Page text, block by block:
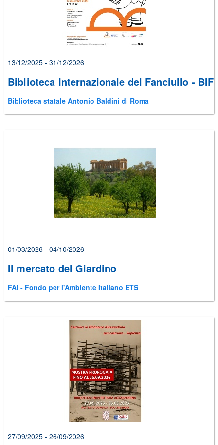
13/12/2025 - 31/12/2026
Biblioteca Internazionale del Fanciullo - BIF
Biblioteca statale Antonio Baldini di Roma
01/03/2026 - 04/10/2026
Il mercato del Giardino
FAI - Fondo per l'Ambiente Italiano ETS
27/09/2025 - 26/09/2026